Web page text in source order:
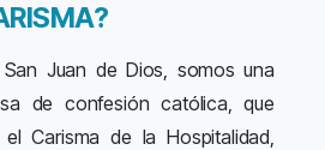
Juan de Dios, somos una
de confesión católica, que
Carisma de la Hospitalidad,